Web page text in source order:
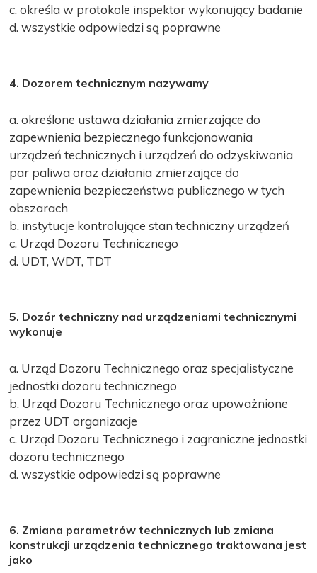
c. określa w protokole inspektor wykonujący badanie
d. wszystkie odpowiedzi są poprawne
4. Dozorem technicznym nazywamy
a. określone ustawa działania zmierzające do
zapewnienia bezpiecznego funkcjonowania
urządzeń technicznych i urządzeń do odzyskiwania
par paliwa oraz działania zmierzające do
zapewnienia bezpieczeństwa publicznego w tych
obszarach
b. instytucje kontrolujące stan techniczny urządzeń
c. Urząd Dozoru Technicznego
d. UDT, WDT, TDT
5. Dozór techniczny nad urządzeniami technicznymi
wykonuje
a. Urząd Dozoru Technicznego oraz specjalistyczne
jednostki dozoru technicznego
b. Urząd Dozoru Technicznego oraz upoważnione
przez UDT organizacje
c. Urząd Dozoru Technicznego i zagraniczne jednostki
dozoru technicznego
d. wszystkie odpowiedzi są poprawne
6. Zmiana parametrów technicznych lub zmiana
konstrukcji urządzenia technicznego traktowana jest
jako